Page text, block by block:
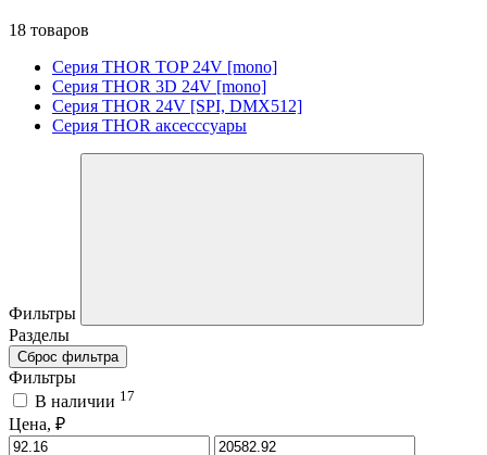
18 товаров
Серия THOR TOP 24V [mono]
Серия THOR 3D 24V [mono]
Серия THOR 24V [SPI, DMX512]
Серия THOR аксесссуары
Фильтры
Разделы
Сброс фильтра
Фильтры
В наличии 17
Цена, ₽